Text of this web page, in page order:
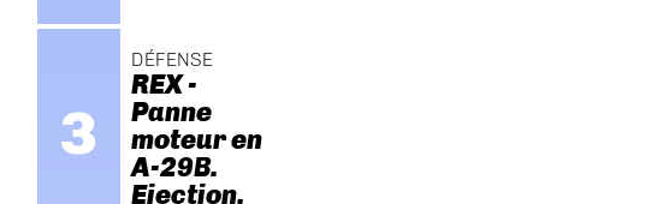
DÉFENSE
REX -
Panne
moteur en
A-29B.
Ejection.